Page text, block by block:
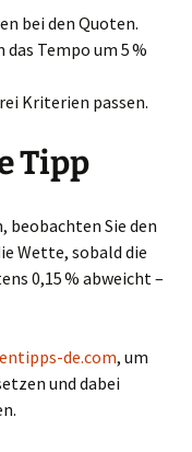
bei den Quoten.
das Tempo um 5 %
Kriterien passen.
Tipp
beobachten Sie den
Wette, sobald die
0,15 % abweicht –
de.com, um
und dabei